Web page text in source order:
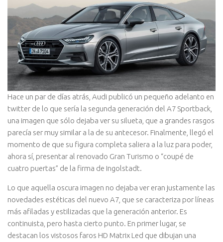
Hace un par de días atrás, Audi publicó un pequeño adelanto en
twitter de lo que sería la segunda generación del A7 Sportback,
una imagen que sólo dejaba ver su silueta, que a grandes rasgos
parecía ser muy similar a la de su antecesor. Finalmente, llegó el
momento de que su figura completa saliera a la luz para poder,
ahora sí, presentar al renovado Gran Turismo o “coupé de
cuatro puertas” de la firma de Ingolstadt.
Lo que aquella oscura imagen no dejaba ver eran justamente las
novedades estéticas del nuevo A7, que se caracteriza por líneas
más afiladas y estilizadas que la generación anterior. Es
continuista, pero hasta cierto punto. En primer lugar, se
destacan los vistosos faros HD Matrix Led que dibujan una